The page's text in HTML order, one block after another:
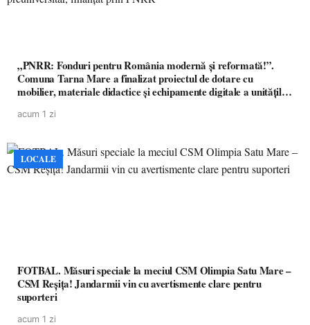
„PNRR: Fonduri pentru România modernă și reformată!”.
Comuna Tarna Mare a finalizat proiectul de dotare cu
mobilier, materiale didactice și echipamente digitale a unităților
acum 1 zi
LOCALE
FOTBAL. Măsuri speciale la meciul CSM Olimpia Satu Mare –
CSM Reșița! Jandarmii vin cu avertismente clare pentru
suporteri
acum 1 zi